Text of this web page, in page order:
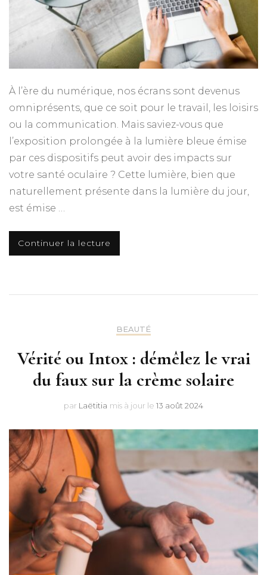
À l’ère du numérique, nos écrans sont devenus
omniprésents, que ce soit pour le travail, les loisirs
ou la communication. Mais saviez-vous que
l’exposition prolongée à la lumière bleue émise
par ces dispositifs peut avoir des impacts sur
votre santé oculaire ? Cette lumière, bien que
naturellement présente dans la lumière du jour,
est émise …
Continuer la lecture
BEAUTÉ
Vérité ou Intox : démêlez le vrai
du faux sur la crème solaire
par Laëtitia mis à jour le 13 août 2024